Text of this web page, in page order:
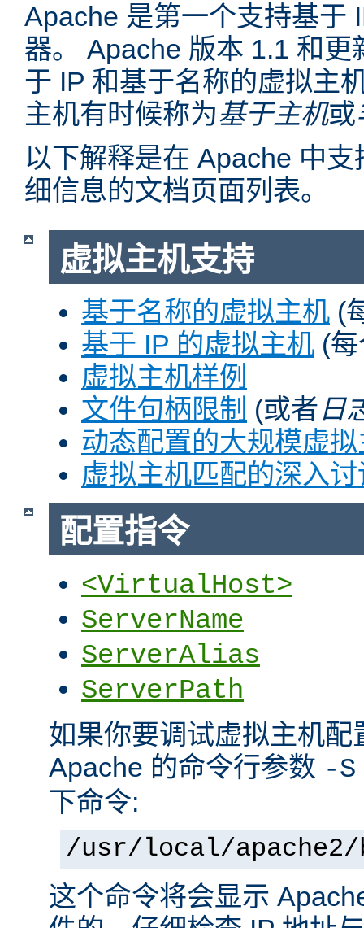
Apache 是第一个支持基于
器。 Apache 版本 1.1 和
于 IP 和基于名称的虚拟主
主机有时候称为基于主机或
以下解释是在 Apache 中
细信息的文档页面列表。
虚拟主机支持
基于名称的虚拟主机 (
基于 IP 的虚拟主机 (
虚拟主机样例
文件句柄限制 (或者日
动态配置的大规模虚
虚拟主机匹配的深入讨
配置指令
<VirtualHost>
ServerName
ServerAlias
ServerPath
如果你要调试虚拟主机配
Apache 的命令行参数 -S
下命令:
/usr/local/
这个命令将会显示